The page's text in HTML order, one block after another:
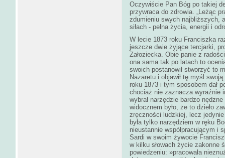
Oczywiście Pan Bóg po takiej
przywraca do zdrowia. „Leżąc
zdumieniu swych najbliższych,
siłach - pełna życia, energii i
W lecie 1873 roku Franciszka
jeszcze dwie żyjące tercjarki,
Załoziecka. Obie panie z
ona sama tak po latach to
swoich postanowił stworzyć to
Nazaretu i objawił tę myśl
roku 1873 i tym sposobem dał
chociaż nie zaznacza wyraźnie
wybrał narzędzie bardzo
widocznem było, że to dzieło
zręczności ludzkiej, lecz
była tylko narzędziem w ręku
nieustannie współpracującym i
Sardi w swoim żywocie
w kilku słowach życie zakonne
powiedzeniu: »pracowała